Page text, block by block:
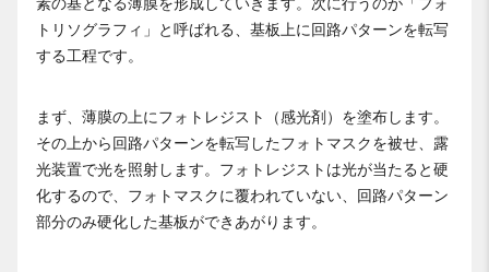
素の基となる薄膜を形成していきます。次に行うのが「フォ
トリソグラフィ」と呼ばれる、基板上に回路パターンを転写
する工程です。
まず、薄膜の上にフォトレジスト（感光剤）を塗布します。
その上から回路パターンを転写したフォトマスクを被せ、露
光装置で光を照射します。フォトレジストは光が当たると硬
化するので、フォトマスクに覆われていない、回路パターン
部分のみ硬化した基板ができあがります。